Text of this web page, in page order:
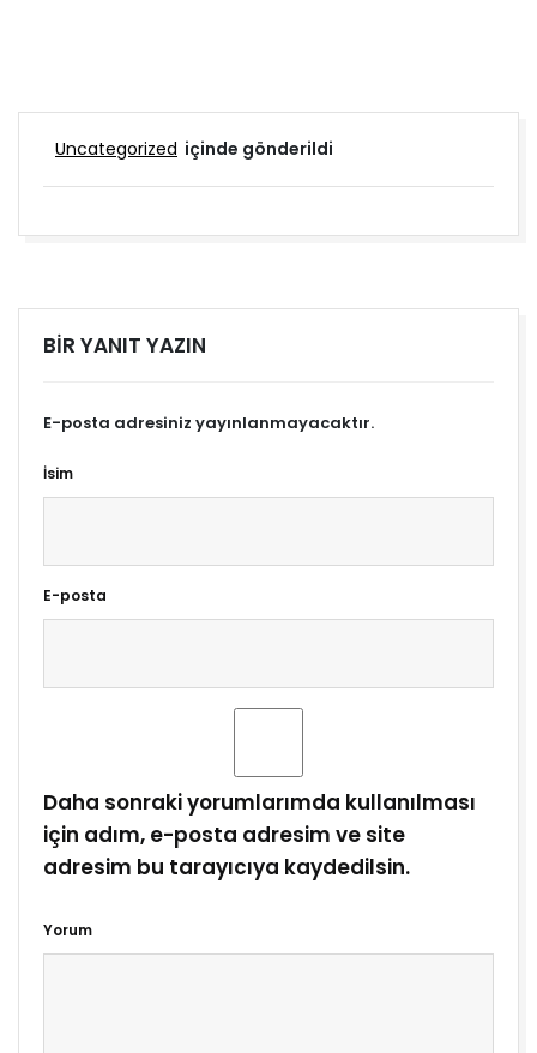
Uncategorized içinde gönderildi
BIR YANIT YAZIN
E-posta adresiniz yayınlanmayacaktır.
İsim
E-posta
Daha sonraki yorumlarımda kullanılması
için adım, e-posta adresim ve site
adresim bu tarayıcıya kaydedilsin.
Yorum